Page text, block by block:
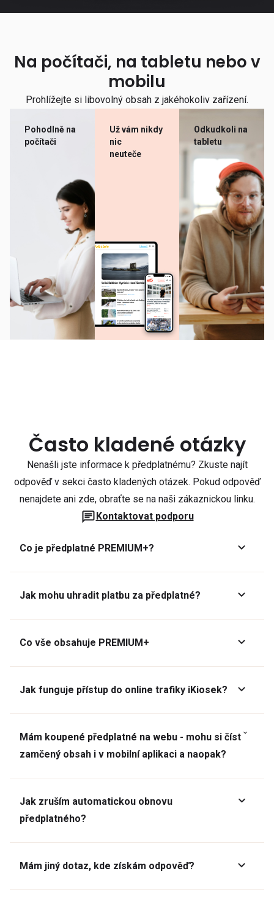
Na počítači, na tabletu nebo v
mobilu
Prohlížejte si libovolný obsah z jakéhokoliv zařízení.
Pohodlně na
počítači
Už vám nikdy
nic
neuteče
Odkudkoli na
tabletu
Často kladené otázky
Nenašli jste informace k předplatnému? Zkuste najít
odpověď v sekci často kladených otázek. Pokud odpověď
nenajdete ani zde, obraťte se na naši zákaznickou linku.
Kontaktovat podporu
Co je předplatné PREMIUM+?
Jak mohu uhradit platbu za předplatné?
Co vše obsahuje PREMIUM+
Jak funguje přístup do online trafiky iKiosek?
Mám koupené předplatné na webu - mohu si číst
zamčený obsah i v mobilní aplikaci a naopak?
Jak zruším automatickou obnovu
předplatného?
Mám jiný dotaz, kde získám odpověď?